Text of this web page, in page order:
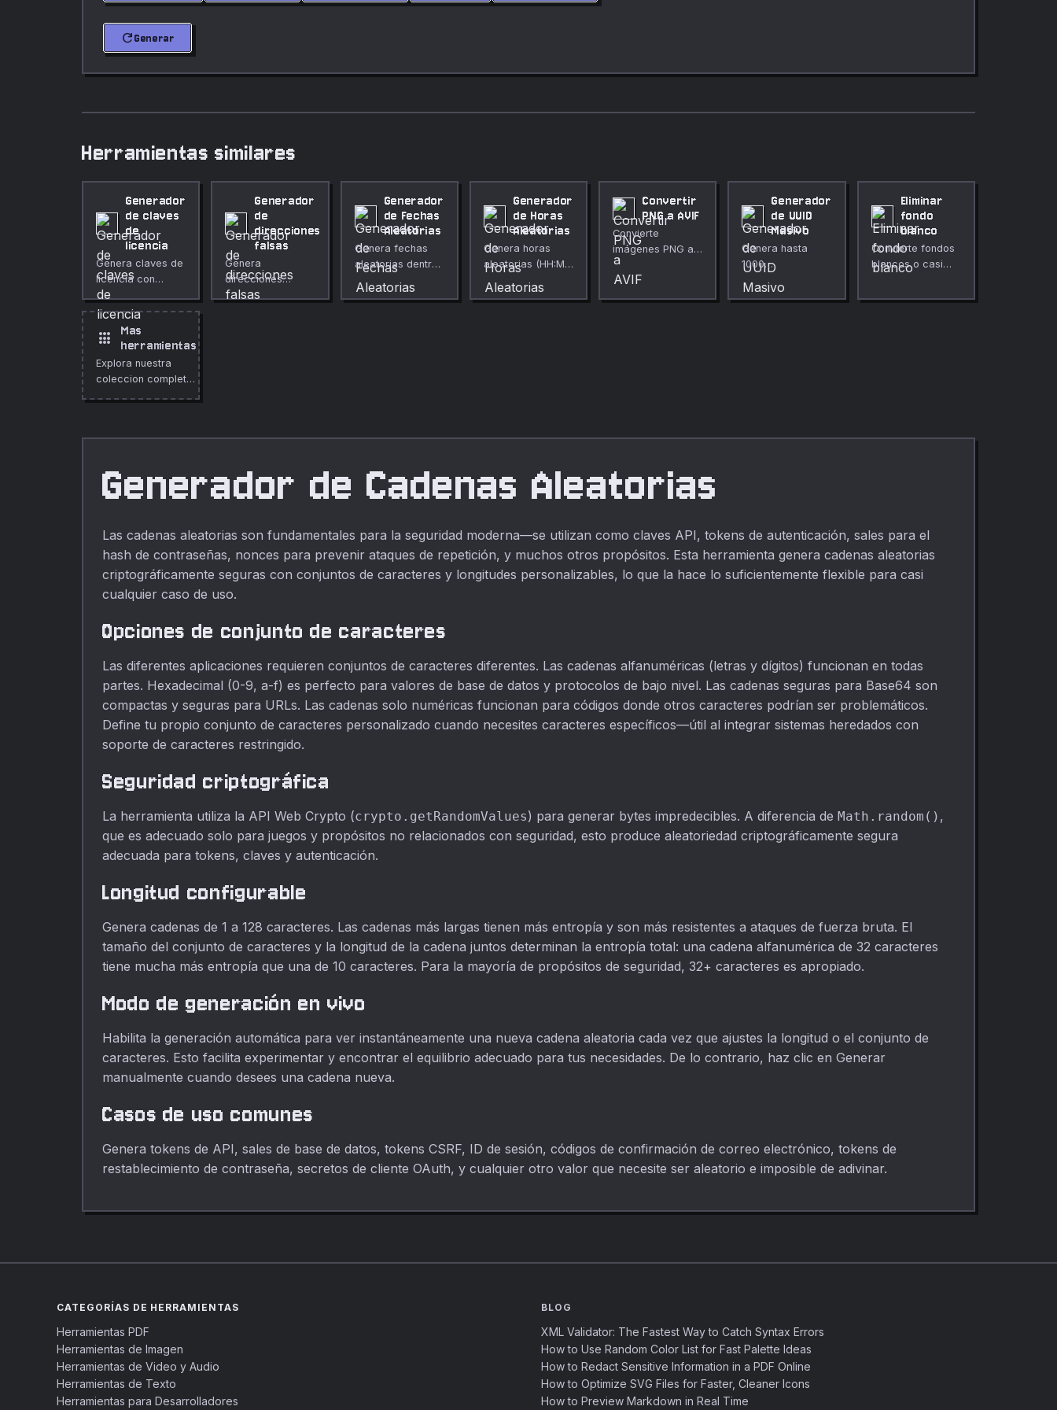
refreshGenerar
Herramientas similares
Generador
de claves
de
licencia
Genera claves de
licencia con
segmentos,
longitud,
separador y
conjunto de
caracteres
configurables.
Generador
de
direcciones
falsas
Genera
direcciones
postales aleatorias
Generador
de Fechas
Aleatorias
Genera fechas
aleatorias dentro
de un rango
especificado con
Generador
de Horas
Aleatorias
Genera horas
aleatorias (HH:MM
o HH:MM:SS)
dentro de un
Convertir
PNG a AVIF
Convierte
imágenes PNG al
moderno formato
AVIF para obtener
archivos mucho
Generador
de UUID
Masivo
Genera hasta
1000
identificadores
UUID v4 a la vez
Eliminar
fondo
blanco
Convierte fondos
blancos o casi
transparentes en
apps
Mas
herramientas
Explora nuestra
coleccion completa
Generador de Cadenas Aleatorias
Las cadenas aleatorias son fundamentales para la seguridad moderna—se utilizan como claves API, tokens de autenticación, sales para el
hash de contraseñas, nonces para prevenir ataques de repetición, y muchos otros propósitos. Esta herramienta genera cadenas aleatorias
criptográficamente seguras con conjuntos de caracteres y longitudes personalizables, lo que la hace lo suficientemente flexible para casi
cualquier caso de uso.
Opciones de conjunto de caracteres
Las diferentes aplicaciones requieren conjuntos de caracteres diferentes. Las cadenas alfanuméricas (letras y dígitos) funcionan en todas
partes. Hexadecimal (0-9, a-f) es perfecto para valores de base de datos y protocolos de bajo nivel. Las cadenas seguras para Base64 son
compactas y seguras para URLs. Las cadenas solo numéricas funcionan para códigos donde otros caracteres podrían ser problemáticos.
Define tu propio conjunto de caracteres personalizado cuando necesites caracteres específicos—útil al integrar sistemas heredados con
soporte de caracteres restringido.
Seguridad criptográfica
La herramienta utiliza la API Web Crypto (crypto.getRandomValues) para generar bytes impredecibles. A diferencia de Math.random() ,
que es adecuado solo para juegos y propósitos no relacionados con seguridad, esto produce aleatoriedad criptográficamente segura
adecuada para tokens, claves y autenticación.
Longitud configurable
Genera cadenas de 1 a 128 caracteres. Las cadenas más largas tienen más entropía y son más resistentes a ataques de fuerza bruta. El
tamaño del conjunto de caracteres y la longitud de la cadena juntos determinan la entropía total: una cadena alfanumérica de 32 caracteres
tiene mucha más entropía que una de 10 caracteres. Para la mayoría de propósitos de seguridad, 32+ caracteres es apropiado.
Modo de generación en vivo
Habilita la generación automática para ver instantáneamente una nueva cadena aleatoria cada vez que ajustes la longitud o el conjunto de
caracteres. Esto facilita experimentar y encontrar el equilibrio adecuado para tus necesidades. De lo contrario, haz clic en Generar
manualmente cuando desees una cadena nueva.
Casos de uso comunes
Genera tokens de API, sales de base de datos, tokens CSRF, ID de sesión, códigos de confirmación de correo electrónico, tokens de
restablecimiento de contraseña, secretos de cliente OAuth, y cualquier otro valor que necesite ser aleatorio e imposible de adivinar.
CATEGORÍAS DE HERRAMIENTAS
Herramientas PDF
Herramientas de Imagen
Herramientas de Video y Audio
Herramientas de Texto
Herramientas para Desarrolladores
BLOG
XML Validator: The Fastest Way to Catch Syntax Errors
How to Use Random Color List for Fast Palette Ideas
How to Redact Sensitive Information in a PDF Online
How to Optimize SVG Files for Faster, Cleaner Icons
How to Preview Markdown in Real Time